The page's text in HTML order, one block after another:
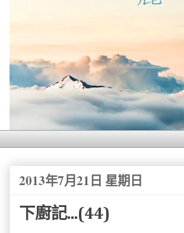
2013年7月21日 星期日
下廚記...(44)